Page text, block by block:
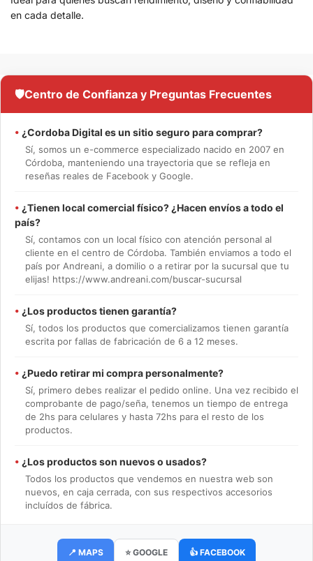
en cada detalle.
🛡️Centro de Confianza y Preguntas Frecuentes
• ¿Cordoba Digital es un sitio seguro para comprar?
Sí, somos un e-commerce especializado nacido en 2007 en
Córdoba, manteniendo una trayectoria que se refleja en
reseñas reales de Facebook y Google.
• ¿Tienen local comercial físico? ¿Hacen envíos a todo el
país?
Sí, contamos con un local físico con atención personal al
cliente en el centro de Córdoba. También enviamos a todo el
país por Andreani, a domilio o a retirar por la sucursal que tu
elijas! https://www.andreani.com/buscar-sucursal
• ¿Los productos tienen garantía?
Sí, todos los productos que comercializamos tienen garantía
escrita por fallas de fabricación de 6 a 12 meses.
• ¿Puedo retirar mi compra personalmente?
Sí, primero debes realizar el pedido online. Una vez recibido el
comprobante de pago/seña, tenemos un tiempo de entrega
de 2hs para celulares y hasta 72hs para el resto de los
productos.
• ¿Los productos son nuevos o usados?
Todos los productos que vendemos en nuestra web son
nuevos, en caja cerrada, con sus respectivos accesorios
incluídos de fábrica.
📍 MAPS ⭐ GOOGLE 👍 FACEBOOK